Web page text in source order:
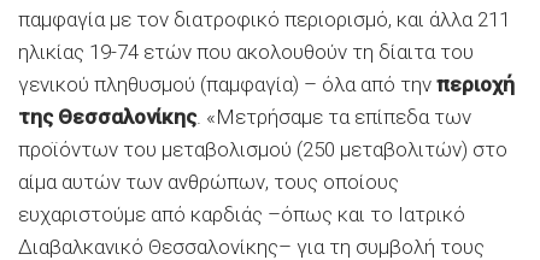
παμφαγία με τον διατροφικό περιορισμό, και άλλα 211
ηλικίας 19-74 ετών που ακολουθούν τη δίαιτα του
γενικού πληθυσμού (παμφαγία) – όλα από την περιοχή
της Θεσσαλονίκης. «Μετρήσαμε τα επίπεδα των
προϊόντων του μεταβολισμού (250 μεταβολιτών) στο
αίμα αυτών των ανθρώπων, τους οποίους
ευχαριστούμε από καρδιάς –όπως και το Ιατρικό
Διαβαλκανικό Θεσσαλονίκης– για τη συμβολή τους